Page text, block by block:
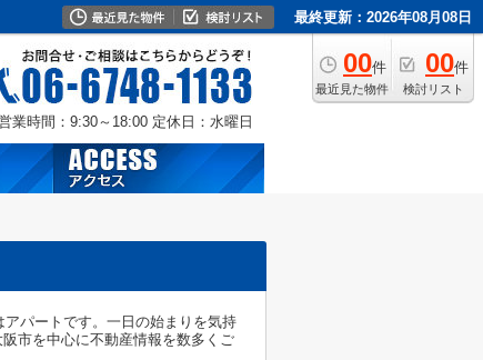
最終更新：2026年08月08日
00件
最近見た物件
00件
検討リスト
業時間：9:30～18:00 定休日：水曜日
パートです。一日の始まりを気持
市を中心に不動産情報を数多くご